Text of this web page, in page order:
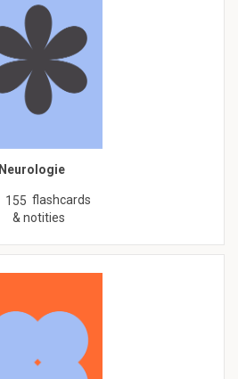
Neurologie
155 flashcards
& notities